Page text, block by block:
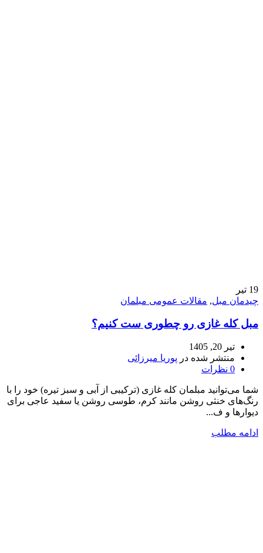
19 تیر
چیدمان مبل, مقالات عمومی مبلمان
مبل کله غازی رو چطوری ست کنیم؟
تیر 20, 1405
منتشر شده در پوریا میرزائی
0 نظرات
شما می‌توانید مبلمان کله غازی (ترکیبی از آبی و سبز تیره) خود را با
رنگ‌های خنثی روشن مانند کرم، طوسی روشن یا سفید عاجی برای
دیوارها و ف...
ادامه مطلب